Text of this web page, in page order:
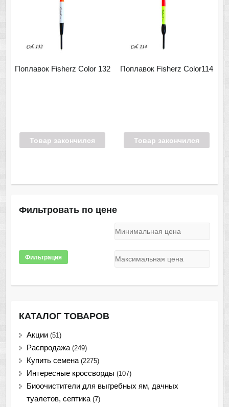
Поплавок Fisherz Color 132
Товар закончился
Поплавок Fisherz Color114
Товар закончился
Фильтровать по цене
Фильтрация
КАТАЛОГ ТОВАРОВ
Акции (51)
Распродажа (249)
Купить семена (2275)
Интересные кроссворды (107)
Биоочистители для выгребных ям, дачных
туалетов, септика (7)